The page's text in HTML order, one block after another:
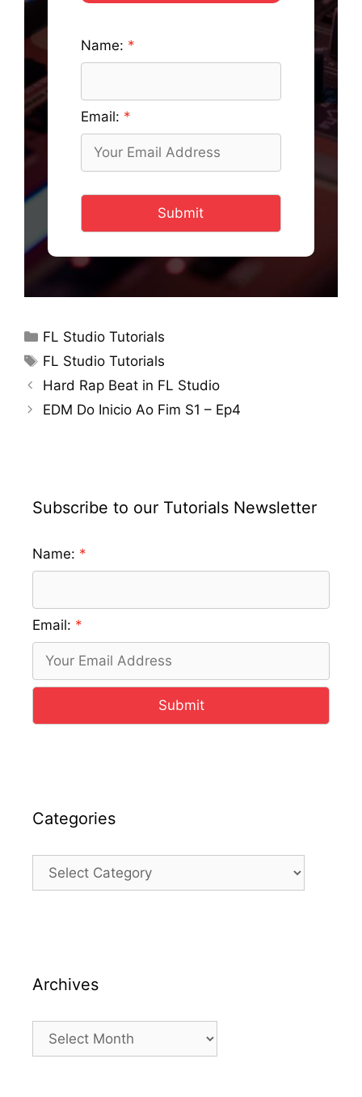
Name:
Email:
Submit
Categories
FL Studio Tutorials
Tags
FL Studio Tutorials
Hard Rap Beat in FL Studio
EDM Do Inicio Ao Fim S1 – Ep4
Subscribe to our Tutorials Newsletter
Name:
Email:
Submit
Categories
Categories
Archives
Archives